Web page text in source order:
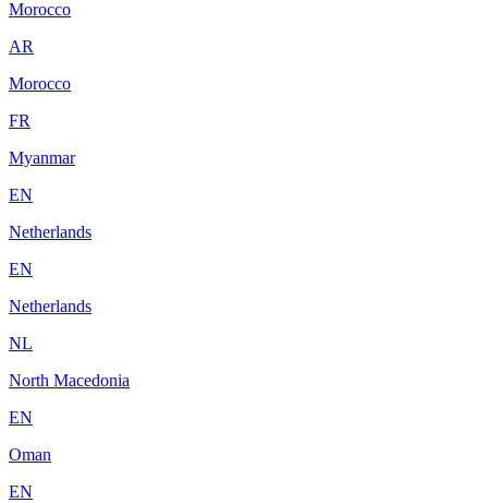
Morocco
AR
Morocco
FR
Myanmar
EN
Netherlands
EN
Netherlands
NL
North Macedonia
EN
Oman
EN